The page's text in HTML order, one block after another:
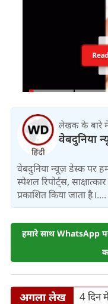
लेखक के बारे
वेबदुनिया
वेबदुनिया न्यूज़ डेस्क पर
स्पेशल रिपोर्ट्स,
प्रकाशित किया जाता है।....
हमारे साथ WhatsApp
अगला लेख 4 दिन